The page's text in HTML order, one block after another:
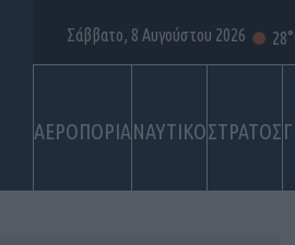
ΑΕΡΟΠΟΡΙΑΝΑΥΤΙΚΟΣΤΡΑΤΟΣ
Σάββατο, 8 Αυγούστου 2026